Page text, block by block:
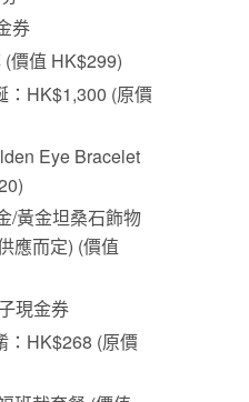
券
價值 HK$299)
：HK$1,300 (原價
Eye Bracelet
/黃金坦桑石飾物
應而定) (價值
現金券
：HK$268 (原價